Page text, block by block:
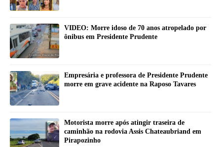
VIDEO: Morre idoso de 70 anos atropelado por
ônibus em Presidente Prudente
Empresária e professora de Presidente Prudente
morre em grave acidente na Raposo Tavares
Motorista morre após atingir traseira de
caminhão na rodovia Assis Chateaubriand em
Pirapozinho